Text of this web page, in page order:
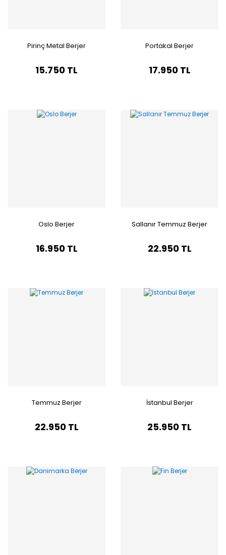
Pirinç Metal Berjer
15.750 TL
Portakal Berjer
17.950 TL
Oslo Berjer
16.950 TL
Sallanır Temmuz Berjer
22.950 TL
Temmuz Berjer
22.950 TL
İstanbul Berjer
25.950 TL